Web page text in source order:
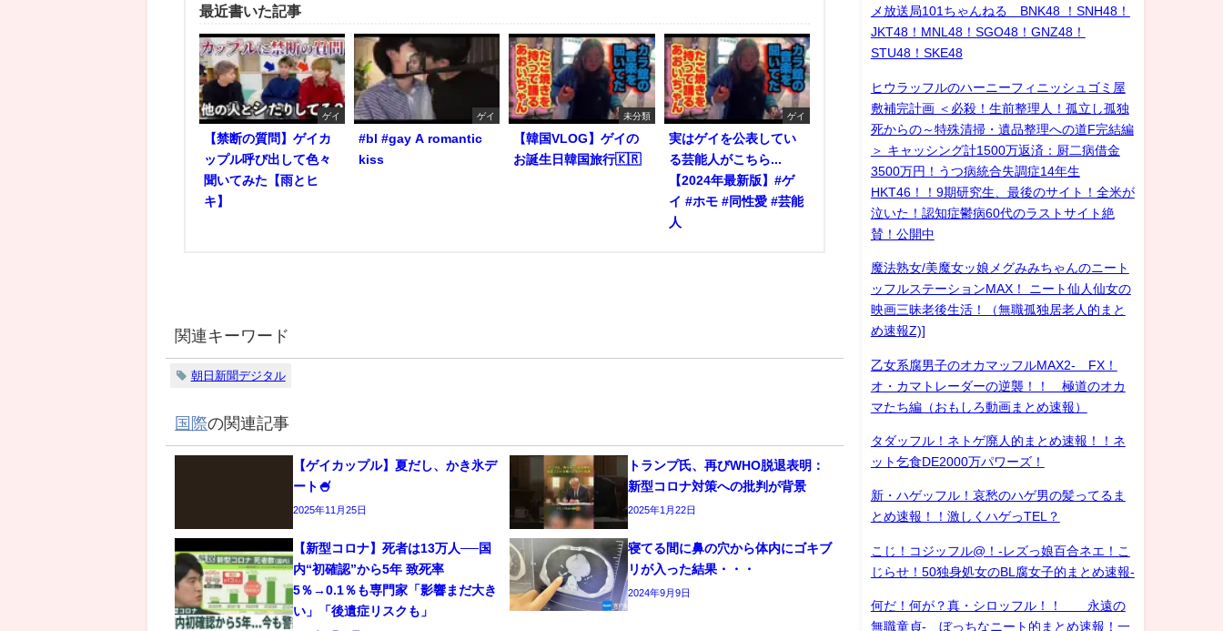
最近書いた記事
ゲイ
【禁断の質問】ゲイカ
ップル呼び出して色々
聞いてみた【雨とヒ
キ】
ゲイ
#bl #gay A romantic
kiss
未分類
【韓国VLOG】ゲイの
お誕生日韓国旅行🇰🇷
ゲイ
実はゲイを公表してい
る芸能人がこちら...
【2024年最新版】#ゲ
イ #ホモ #同性愛 #芸能
人
関連キーワード
朝日新聞デジタル
国際の関連記事
【ゲイカップル】夏だし、かき氷デ
ート🍧
2025年11月25日
トランプ氏、再びWHO脱退表明：
新型コロナ対策への批判が背景
2025年1月22日
【新型コロナ】死者は13万人──国
内“初確認”から5年 致死率
5％→0.1％も専門家「影響まだ大き
い」「後遺症リスクも」
寝てる間に鼻の穴から体内にゴキブ
リが入った結果・・・
2024年9月9日
メ放送局101ちゃんねる BNK48 ！SNH48！
JKT48！MNL48！SGO48！GNZ48！
STU48！SKE48
ヒウラッフルのハーニーフィニッシュゴミ屋
敷補完計画 ＜必殺！生前整理人！孤立し孤独
死からの～特殊清掃・遺品整理への道F完結編
＞ キャッシング計1500万返済：厨二病借金
3500万円！うつ病統合失調症14年生
HKT46！！9期研究生、最後のサイト！全米が
泣いた！認知症鬱病60代のラストサイト絶
賛！公開中
魔法熟女/美魔女ッ娘メグみみちゃんのニート
ッフルステーションMAX！ ニート仙人仙女の
映画三昧老後生活！（無職孤独居老人的まと
め速報Z)]
乙女系腐男子のオカマッフルMAX2- FX！
オ・カマトレーダーの逆襲！！ 極道のオカ
マたち編（おもしろ動画まとめ速報）
タダッフル！ネトゲ廃人的まとめ速報！！ネ
ット乞食DE2000万パワーズ！
新・ハゲッフル！哀愁のハゲ男の髪ってるま
とめ速報！！激しくハゲっTEL？
こじ！コジッフル@！-レズっ娘百合ネエ！こ
じらせ！50独身処女のBL腐女子的まとめ速報-
何だ！何が？真・シロッフル！！ 永遠の
無職童貞- ぼっちなニート的まとめ速報！一